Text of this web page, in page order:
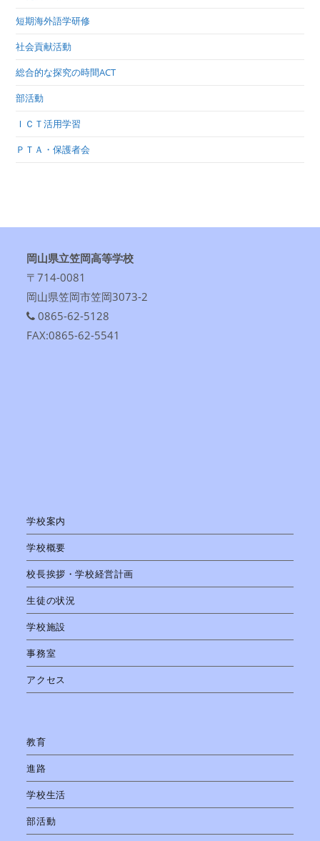
短期海外語学研修
社会貢献活動
総合的な探究の時間ACT
部活動
ＩＣＴ活用学習
ＰＴＡ・保護者会
岡山県立笠岡高等学校
〒714-0081
岡山県笠岡市笠岡3073-2
0865-62-5128
FAX:0865-62-5541
学校案内
学校概要
校長挨拶・学校経営計画
生徒の状況
学校施設
事務室
アクセス
教育
進路
学校生活
部活動